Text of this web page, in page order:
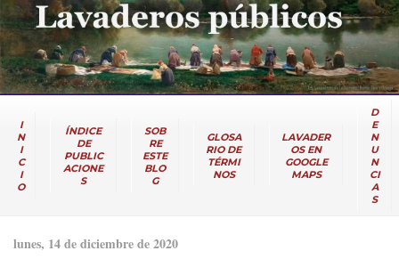
I
N
I
C
I
O
ÍNDICE
DE
PUBLIC
ACIONE
S
SOB
RE
ESTE
BLO
G
GLOSA
RIO DE
TÉRMI
NOS
LAVADER
OS EN
GOOGLE
MAPS
D
E
N
U
N
CI
A
S
lunes, 14 de diciembre de 2020